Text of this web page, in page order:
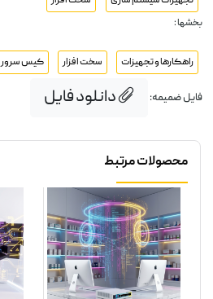
بخشها :
راهکارها و تجهیزات سخت افزار کیس سرور
فایل ضمیمه: دانلود فایل
محصولات مرتبط